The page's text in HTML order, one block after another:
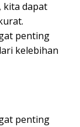
kita dapat
penting
kelebihan
penting